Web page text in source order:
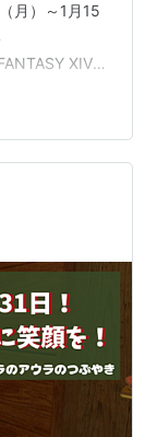
月）～1月15
XIV／
ージにでて
サでクエスト
今年からは